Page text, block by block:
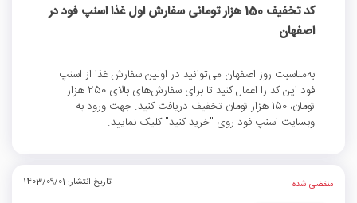
کد تخفیف 150 هزار تومانی سفارش اول غذا اسنپ فود در
اصفهان
به‌مناسبت روز اصفهان می‌توانید در اولین سفارش غذا از اسنپ
فود این کد را اعمال کنید تا برای سفارش‌های بالای 250 هزار
تومان، 150 هزار تومان تخفیف دریافت کنید. جهت ورود به
وبسایت اسنپ فود روی "خرید کنید" کلیک نمایید.
منقضی شده تاریخ انتشار: 1403/09/01